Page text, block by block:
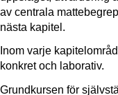
av centrala
nästa kapitel.
Inom varje
konkret och laborativ.
Grundkursen för